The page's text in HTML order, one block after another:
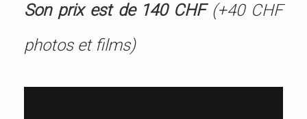
Son prix est de 140 CHF (+40 CHF
photos et films)